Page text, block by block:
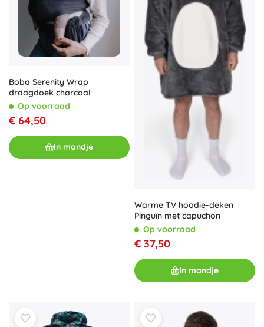
Boba Serenity Wrap
draagdoek charcoal
Op voorraad
€ 64,50
In mandje
Warme TV hoodie-deken
Pinguïn met capuchon
Op voorraad
€ 37,50
In mandje